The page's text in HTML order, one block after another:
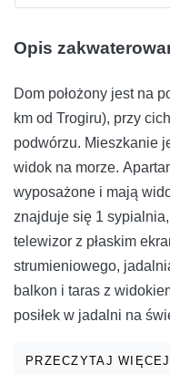
Opis
Dom położony jest na
km od Trogiru), przy
podwórzu. Mieszkanie
widok na morze.
wyposażone i mają
znajduje się 1
telewizor z płaskim
strumieniowego,
balkon i taras z
posiłek w jadalni na
obiekt dysponuje
PRZECZYTAJ WIĘCEJ